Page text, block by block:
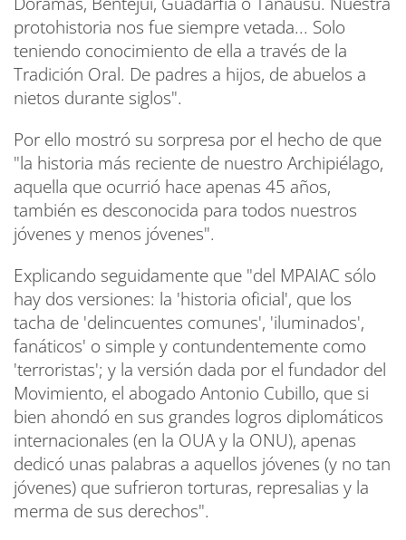
protohistoria nos fue siempre vetada... Solo
teniendo conocimiento de ella a través de la
Tradición Oral. De padres a hijos, de abuelos a
nietos durante siglos".
Por ello mostró su sorpresa por el hecho de que
"la historia más reciente de nuestro Archipiélago,
aquella que ocurrió hace apenas 45 años,
también es desconocida para todos nuestros
jóvenes y menos jóvenes".
Explicando seguidamente que "del MPAIAC sólo
hay dos versiones: la 'historia oficial', que los
tacha de 'delincuentes comunes', 'iluminados',
fanáticos' o simple y contundentemente como
'terroristas'; y la versión dada por el fundador del
Movimiento, el abogado Antonio Cubillo, que si
bien ahondó en sus grandes logros diplomáticos
internacionales (en la OUA y la ONU), apenas
dedicó unas palabras a aquellos jóvenes (y no tan
jóvenes) que sufrieron torturas, represalias y la
merma de sus derechos".